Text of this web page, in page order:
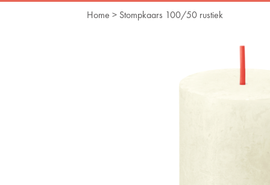
Home > Stompkaars 100/50 rustiek